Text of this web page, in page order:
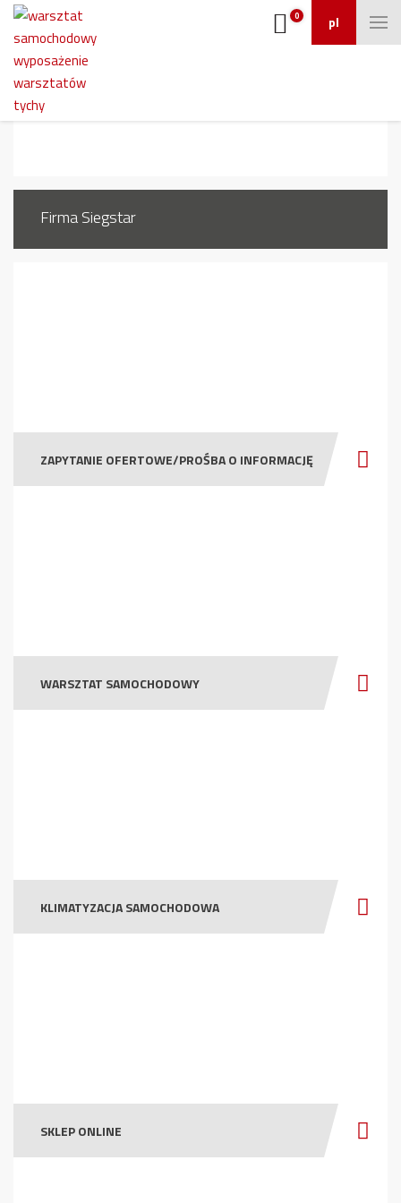
pl
0
610150k
Firma Siegstar
ZAPYTANIE OFERTOWE/PROŚBA O INFORMACJĘ
WARSZTAT SAMOCHODOWY
KLIMATYZACJA SAMOCHODOWA
SKLEP ONLINE